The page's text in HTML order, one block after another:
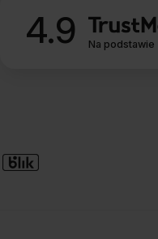
4.9 Na podstawie